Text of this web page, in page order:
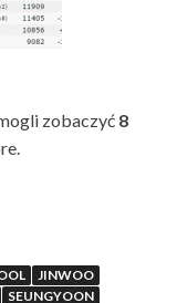
zobaczyć 8
JINWOO
SEUNGYOON